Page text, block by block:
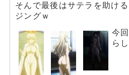
そんで最後はサテラを助け
ジングｗ
今
ら